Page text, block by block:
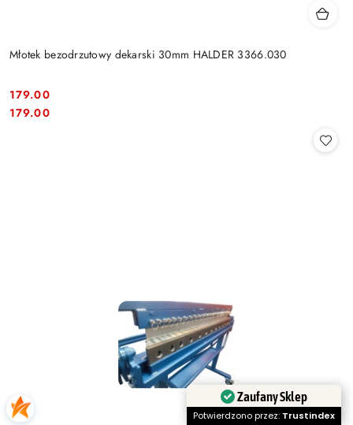
Młotek bezodrzutowy dekarski 30mm HALDER 3366.030
Cena:
179.00
Cena:
179.00
Zaufany Sklep
Potwierdzono przez: Trustindex